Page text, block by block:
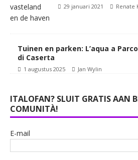
29 januari 2021 Renate
Tuinen en parken: L’aqua a
di Caserta
1 augustus 2025 Jan Wylin
ITALOFAN? SLUIT GRATIS AAN
COMUNITÀ!
E-mail